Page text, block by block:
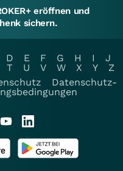
eröffnen und
sichern.
D E F G H I
J
T U V W X Y
Z
Datenschutz-